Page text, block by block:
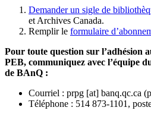
Demander un sigle de
et Archives Canada.
Remplir le formulaire
Pour toute question sur l’adhésion
PEB, communiquez avec l’équipe
de BAnQ :
Courriel : prpg [at] banq.qc.ca (
Téléphone : 514 873-1101,